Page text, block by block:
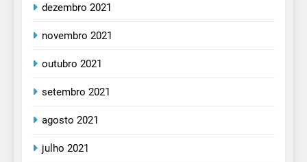
dezembro 2021
novembro 2021
outubro 2021
setembro 2021
agosto 2021
julho 2021